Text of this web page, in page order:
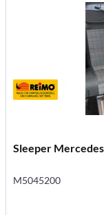
Sleeper
M5045200